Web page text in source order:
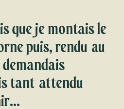
que je montais le
puis, rendu au
tant attendu